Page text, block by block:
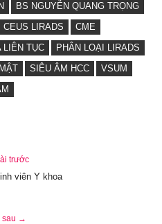
BS NGUYỄN QUANG TRỌNG
CEUS LIRADS
CME
LIÊN TỤC
PHÂN LOẠI LIRADS
SIÊU ÂM HCC
VSUM
trước
viên Y khoa
sau →